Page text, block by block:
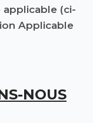
(ci-
Applicable
NOUS